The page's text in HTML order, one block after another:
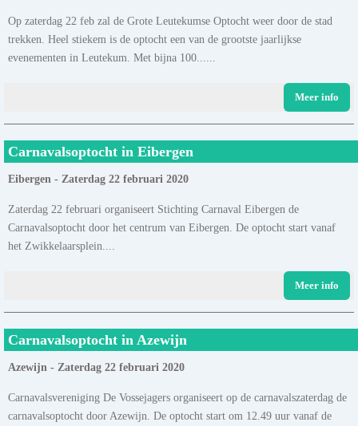
Op zaterdag 22 feb zal de Grote Leutekumse Optocht weer door de stad
trekken. Heel stiekem is de optocht een van de grootste jaarlijkse
evenementen in Leutekum. Met bijna 100......
Meer info
Carnavalsoptocht in Eibergen
Eibergen - Zaterdag 22 februari 2020
Zaterdag 22 februari organiseert Stichting Carnaval Eibergen de
Carnavalsoptocht door het centrum van Eibergen. De optocht start vanaf
het Zwikkelaarsplein....
Meer info
Carnavalsoptocht in Azewijn
Azewijn - Zaterdag 22 februari 2020
Carnavalsvereniging De Vossejagers organiseert op de carnavalszaterdag de
carnavalsoptocht door Azewijn. De optocht start om 12.49 uur vanaf de